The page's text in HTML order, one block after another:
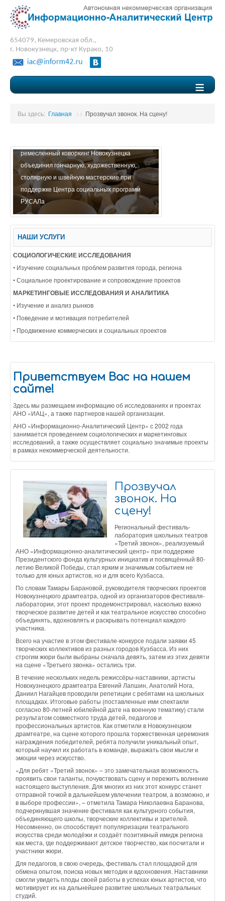
654079, Кемеровская обл.,
г. Новокузнецк, пр-кт Курако, 10
≡
Вы здесь: Главная >> Прозвучал звонок. На сцену!
ремесленный коворкинг Новокузнецка
объединил гончарную, художественную,
столярную и швейную мастерские при
поддержке Центра социальных программ
РУСАЛа
НАШИ УСЛУГИ
СОЦИОЛОГИЧЕСКИЕ ИССЛЕДОВАНИЯ
• Изучение социальных проблем развития города, региона
• Социальное проектирование и сопровождение проектов
МАРКЕТИНГОВЫЕ ИССЛЕДОВАНИЯ И АНАЛИТИКА
• Изучение и анализ рынков
• Поведение и мотивация потребителей
• Продвижение коммерческих и социальных проектов
Приветствуем Вас на нашем
сайте!
Здесь мы размещаем информацию об исследованиях и проектах
АНО «ИАЦ», а также партнеров нашей организации.
АНО «Информационно-Аналитический Центр» с 2002 года
занимается проведением социологических и маркетинговых
исследований, а также осуществляет социально значимые проекты
в рамках некоммерческой деятельности.
Прозвучал
звонок. На
сцену!
Региональный фестиваль-
лаборатория школьных театров
«Третий звонок», реализуемый
АНО «Информационно-аналитический центр» при поддержке
Президентского фонда культурных инициатив и посвящённый 80-
летию Великой Победы, стал ярким и значимым событием не
только для юных артистов, но и для всего Кузбасса.
По словам Тамары Барановой, руководителя творческих проектов
Новокузнецкого драмтеатра, одной из организаторов фестиваля-
лаборатории, этот проект продемонстрировал, насколько важно
творческое развитие детей и как театральное искусство способно
объединять, вдохновлять и раскрывать потенциал каждого
участника.
Всего на участие в этом фестивале-конкурсе подали заявки 45
творческих коллективов из разных городов Кузбасса. Из них
строгим жюри были выбраны сначала девять, затем из этих девяти
на сцене «Третьего звонка» остались три.
В течение нескольких недель режиссёры-наставники, артисты
Новокузнецкого драмтеатра Евгений Лапшин, Анатолий Нога,
Даниил Нагайцев проводили репетиции с ребятами на школьных
площадках. Итоговые работы (поставленные ими спектакли
согласно 80-летней юбилейной дате на военную тематику) стали
результатом совместного труда детей, педагогов и
профессиональных артистов. Как отметили в Новокузнецком
драмтеатре, на сцене которого прошла торжественная церемония
награждения победителей, ребята получили уникальный опыт,
который научил их работать в команде, выражать свои мысли и
эмоции через искусство.
«Для ребят «Третий звонок» – это замечательная возможность
проявить свои таланты, почувствовать сцену и пережить волнение
настоящего выступления. Для многих из них этот конкурс станет
отправной точкой в дальнейшем увлечении театром, а возможно, и
в выборе профессии», – отметила Тамара Николаевна Баранова,
подчеркнувшая значение фестиваля как культурного события,
объединяющего школы, творческие коллективы и зрителей.
Несомненно, он способствует популяризации театрального
искусства среди молодёжи и создаёт позитивный имидж региона
как места, где поддерживают детское творчество, как посчитали и
участники жюри.
Для педагогов, в свою очередь, фестиваль стал площадкой для
обмена опытом, поиска новых методик и вдохновения. Наставники
смогли увидеть плоды своей работы в успехах юных артистов, что
мотивирует их на дальнейшее развитие школьных театральных
студий.